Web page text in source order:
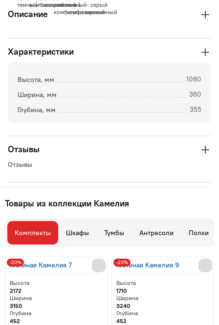
Описание
Характеристики
Высота, мм 1080
Ширина, мм 360
Глубина, мм 355
Отзывы
Отзывы
Товары из коллекции Камелия
Комплекты Шкафы Тумбы Антресоли Полки
Гостиная Камелия 7
Высота
2172
Ширина
3150
Глубина
452
-20% Гостиная Камелия 9
Высота
1710
Ширина
3240
Глубина
452
-20%